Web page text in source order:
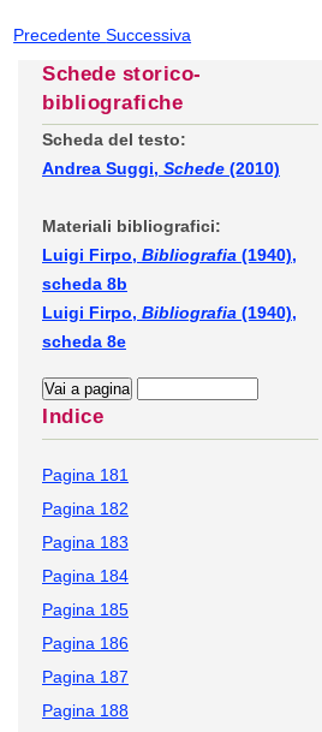
PrecedenteSuccessiva
Schede storico-
bibliografiche
Scheda del testo:
Andrea Suggi, Schede (2010)
Materiali bibliografici:
Luigi Firpo, Bibliografia (1940),
scheda 8b
Luigi Firpo, Bibliografia (1940),
scheda 8e
Indice
Pagina 181
Pagina 182
Pagina 183
Pagina 184
Pagina 185
Pagina 186
Pagina 187
Pagina 188